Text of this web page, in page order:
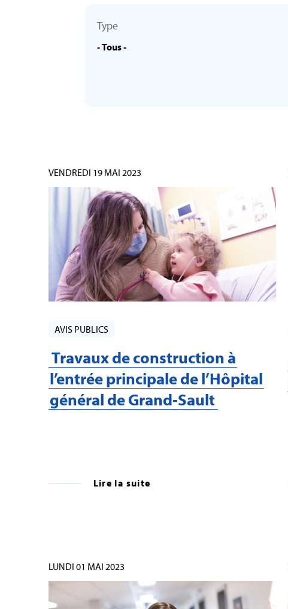
Type
VENDREDI 19 MAI 2023
AVIS PUBLICS
Travaux de construction à
l’entrée principale de l’Hôpital
général de Grand‑Sault
Lire la suite
LUNDI 01 MAI 2023